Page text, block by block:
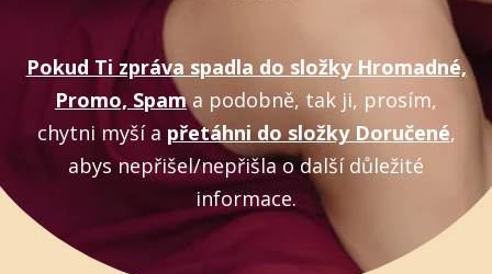
Pokud Ti zpráva spadla do složky Hromadné,
Promo, Spama podobně, tak ji, prosím,
chytni myší a přetáhni do složky Doručené,
abys nepřišel/nepřišla o další důležité
informace.